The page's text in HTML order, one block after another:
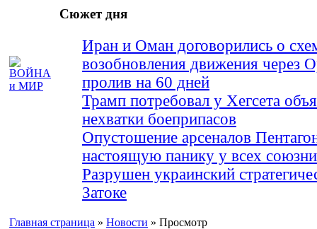
Сюжет дня
Иран и Оман договорились о
возобновления движения через
пролив на 60 дней
Трамп потребовал у Хегсета
нехватки боеприпасов
Опустошение арсеналов
настоящую панику у всех
Разрушен украинский
Затоке
Главная страница » Новости » Просмотр